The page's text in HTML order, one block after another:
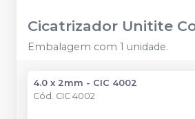
Cicatrizador Unitite
Embalagem com 1 unidade.
4.0 x 2mm - CIC 4002
Cód. CIC 4002